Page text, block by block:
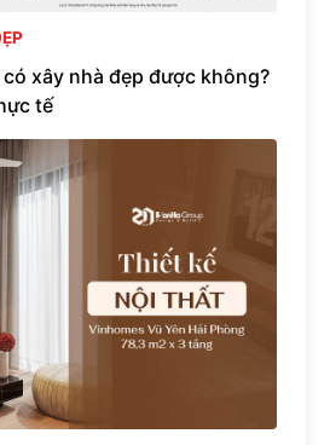
xây nhà đẹp được không?
tế